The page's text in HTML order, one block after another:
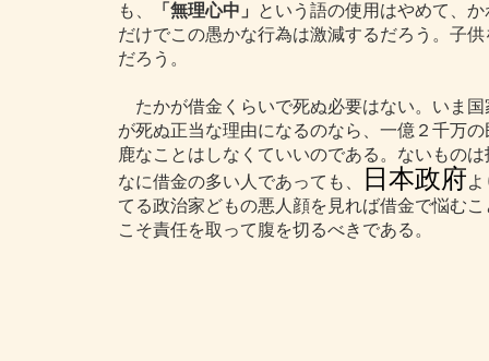
も、
「無理心中」
という語の使用はやめて、か
だけでこの愚かな行為は激減するだろう。子
だろう。
たかが借金くらいで死ぬ必要はない。いま
が死ぬ正当な理由になるのなら、一億２千万
鹿なことはしなくていいのである。ないもの
なに借金の多い人であっても、
日本政府
てる政治家どもの悪人顔を見れば借金で悩む
こそ責任を取って腹を切るべきである。